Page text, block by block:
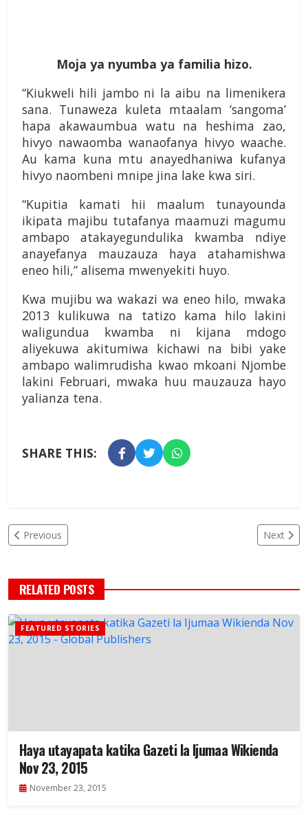
Moja ya nyumba ya familia hizo.
“Kiukweli hili jambo ni la aibu na limenikera
sana. Tunaweza kuleta mtaalam ‘sangoma’
hapa akawaumbua watu na heshima zao,
hivyo nawaomba wanaofanya hivyo waache.
Au kama kuna mtu anayedhaniwa kufanya
hivyo naombeni mnipe jina lake kwa siri.
“Kupitia kamati hii maalum tunayounda
ikipata majibu tutafanya maamuzi magumu
ambapo atakayegundulika kwamba ndiye
anayefanya mauzauza haya atahamishwa
eneo hili,” alisema mwenyekiti huyo.
Kwa mujibu wa wakazi wa eneo hilo, mwaka
2013 kulikuwa na tatizo kama hilo lakini
waligundua kwamba ni kijana mdogo
aliyekuwa akitumiwa kichawi na bibi yake
ambapo walimrudisha kwao mkoani Njombe
lakini Februari, mwaka huu mauzauza hayo
yalianza tena.
SHARE THIS:
Previous Next
RELATED POSTS
FEATURED STORIES
Haya utayapata katika Gazeti la Ijumaa Wikienda
Nov 23, 2015
November 23, 2015